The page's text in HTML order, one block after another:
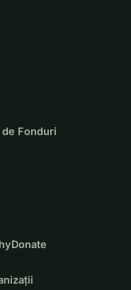
ta și ajută-ne să
născuți în
Fonduri